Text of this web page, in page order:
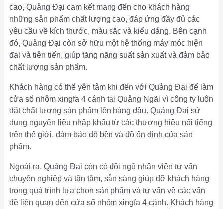
cao, Quảng Đại cam kết mang đến cho khách hàng
những sản phẩm chất lượng cao, đáp ứng đầy đủ các
yêu cầu về kích thước, màu sắc và kiểu dáng. Bên cạnh
đó, Quảng Đại còn sở hữu một hệ thống máy móc hiện
đại và tiên tiến, giúp tăng năng suất sản xuất và đảm bảo
chất lượng sản phẩm.
Khách hàng có thể yên tâm khi đến với Quảng Đại để làm
cửa sổ nhôm xingfa 4 cánh tại Quảng Ngãi vì công ty luôn
đặt chất lượng sản phẩm lên hàng đầu. Quảng Đại sử
dụng nguyên liệu nhập khẩu từ các thương hiệu nổi tiếng
trên thế giới, đảm bảo độ bền và độ ổn định của sản
phẩm.
Ngoài ra, Quảng Đại còn có đội ngũ nhân viên tư vấn
chuyên nghiệp và tận tâm, sẵn sàng giúp đỡ khách hàng
trong quá trình lựa chọn sản phẩm và tư vấn về các vấn
đề liên quan đến cửa sổ nhôm xingfa 4 cánh. Khách hàng